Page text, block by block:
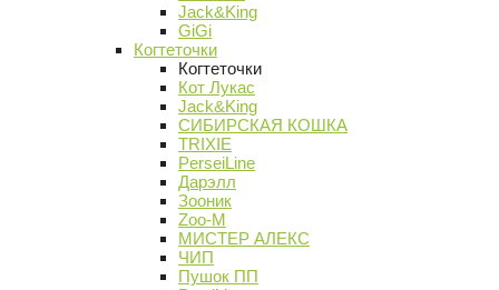
Jack&King
GiGi
Когтеточки
Когтеточки
Кот Лукас
Jack&King
СИБИРСКАЯ КОШКА
TRIXIE
PerseiLine
Дарэлл
Зооник
Zoo-M
МИСТЕР АЛЕКС
ЧИП
Пушок ПП